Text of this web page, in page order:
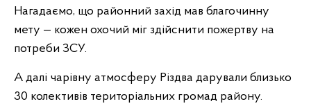
Нагадаємо, що районний захід мав благочинну
мету — кожен охочий міг здійснити пожертву на
потреби ЗСУ.
А далі чарівну атмосферу Різдва дарували близько
30 колективів територіальних громад району.